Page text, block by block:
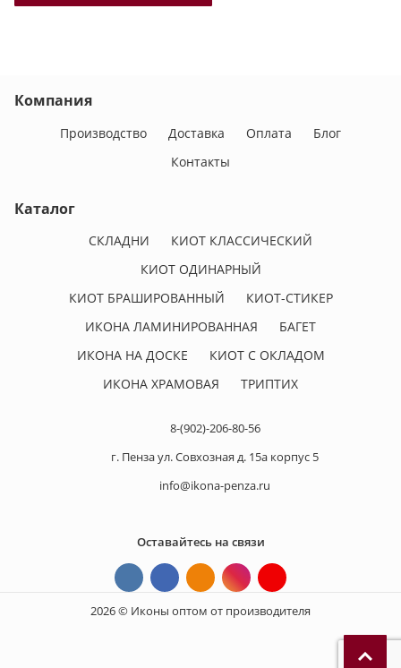
Компания
Производство Доставка Оплата
Блог
Контакты
Каталог
СКЛАДНИ
КИОТ КЛАССИЧЕСКИЙ
КИОТ ОДИНАРНЫЙ
КИОТ БРАШИРОВАННЫЙ
КИОТ-СТИКЕР
ИКОНА ЛАМИНИРОВАННАЯ
БАГЕТ
ИКОНА НА ДОСКЕ
КИОТ С ОКЛАДОМ
ИКОНА ХРАМОВАЯ
ТРИПТИХ
8-(902)-206-80-56
г. Пенза ул. Совхозная д. 15а корпус 5
info@ikona-penza.ru
Оставайтесь на связи
2026 © Иконы оптом от производителя